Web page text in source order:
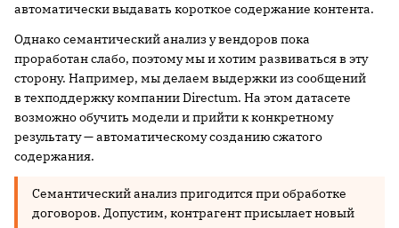
автоматически выдавать короткое содержание контента.
Однако семантический анализ у вендоров пока
проработан слабо, поэтому мы и хотим развиваться в эту
сторону. Например, мы делаем выдержки из сообщений
в техподдержку компании Directum. На этом датасете
возможно обучить модели и прийти к конкретному
результату — автоматическому созданию сжатого
содержания.
Семантический анализ пригодится при обработке
договоров. Допустим, контрагент присылает новый